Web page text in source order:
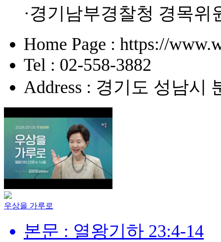
·경기남부경찰청 경목위
Home Page : https://
Tel : 02-558-3882
Address : 경기도 성남시
우상을 가루로
본문 : 열왕기하 23:4-14